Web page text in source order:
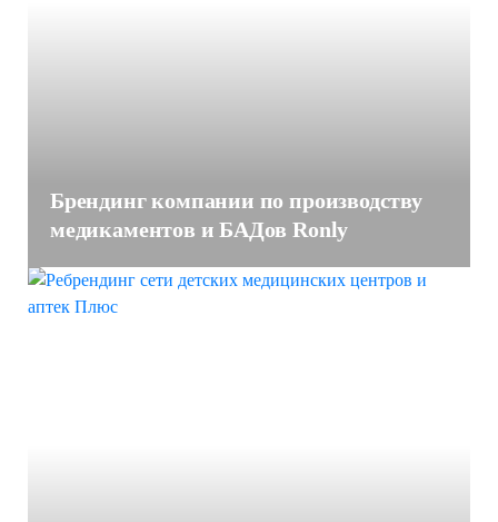
Брендинг компании по производству
медикаментов и БАДов Ronly